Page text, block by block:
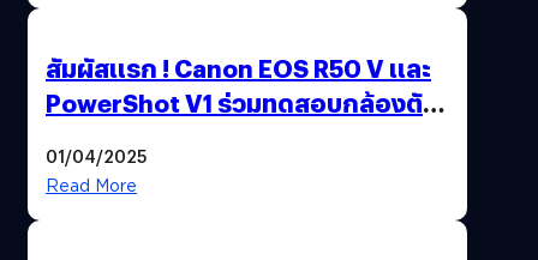
สัมผัสแรก ! Canon EOS R50 V และ
PowerShot V1 ร่วมทดสอบกล้องตัว
01/04/2025
Read More